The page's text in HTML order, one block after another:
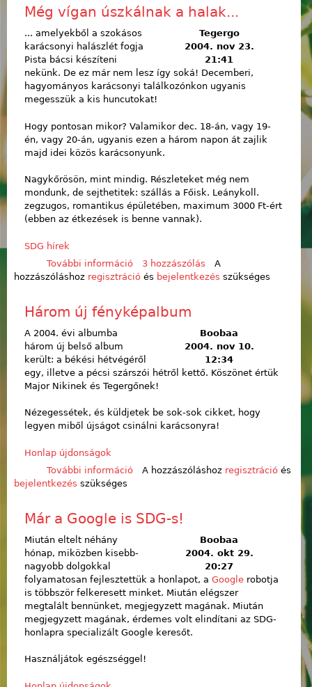
Még vígan úszkálnak a halak...
Tegergo
2004. nov 23.
21:41
... amelyekből a szokásos
karácsonyi halászlét fogja
Pista bácsi készíteni
nekünk. De ez már nem lesz így soká! Decemberi,
hagyományos karácsonyi találkozónkon ugyanis
megesszük a kis huncutokat!
Hogy pontosan mikor? Valamikor dec. 18-án, vagy 19-
én, vagy 20-án, ugyanis ezen a három napon át zajlik
majd idei közös karácsonyunk.
Nagykőrösön, mint mindig. Részleteket még nem
mondunk, de sejthetitek: szállás a Főisk. Leánykoll.
zegzugos, romantikus épületében, maximum 3000 Ft-ért
(ebben az étkezések is benne vannak).
SDG hírek
További információMég vígan úszkálnak a halak...
tartalommal kapcsolatosan
3 hozzászólás
A
hozzászóláshoz regisztráció és bejelentkezés szükséges
Három új fényképalbum
Boobaa
2004. nov 10.
12:34
A 2004. évi albumba
három új belső album
került: a békési hétvégéről
egy, illetve a pécsi szárszói hétről kettő. Köszönet értük
Major Nikinek és Tegergőnek!
Nézegessétek, és küldjetek be sok-sok cikket, hogy
legyen miből újságot csinálni karácsonyra!
Honlap újdonságok
További információHárom új fényképalbum
A hozzászóláshoz regisztrációés
bejelentkezés szükséges
Már a Google is SDG-s!
Boobaa
2004. okt 29.
20:27
Miután eltelt néhány
hónap, miközben kisebb-
nagyobb dolgokkal
folyamatosan fejlesztettük a honlapot, a Google robotja
is többször felkeresett minket. Miután elégszer
megtalált bennünket, megjegyzett magának. Miután
megjegyzett magának, érdemes volt elindítani az SDG-
honlapra specializált Google keresőt.
Használjátok egészséggel!